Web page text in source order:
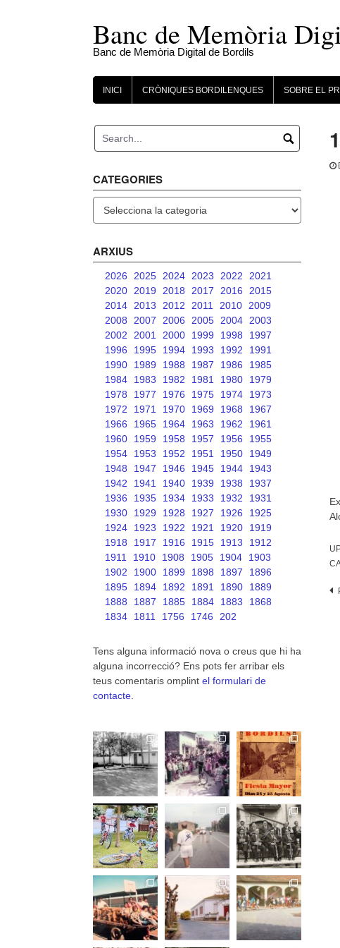
Banc de Memòria
Banc de Memòria Digital de Bordils
INICI CRÒNIQUES BORDILENQUES SOBRE EL
CATEGORIES
ARXIUS
2026 2025 2024 2023 2022
2021
2020
2019 2018 2017 2016
2015
2014
2013 2012 2011 2010
2009
2008
2007 2006 2005 2004
2003
2002
2001 2000 1999 1998
1997
1996
1995 1994 1993 1992
1991
1990
1989 1988 1987 1986
1985
1984
1983 1982 1981 1980
1979
1978
1977 1976 1975 1974
1973
1972
1971 1970 1969 1968
1967
1966
1965 1964 1963 1962
1961
1960
1959 1958 1957 1956
1955
1954
1953 1952 1951 1950
1949
1948
1947 1946 1945 1944
1943
1942
1941 1940 1939 1938
1937
1936
1935 1934 1933 1932
1931
1930
1929 1928 1927 1926
1925
1924
1923 1922 1921 1920
1919
1918
1917 1916 1915 1913
1912
1911
1910 1908 1905 1904
1903
1902
1900 1899 1898 1897
1896
1895
1894 1892 1891 1890
1889
1888
1887 1885 1884 1883
1868
1834
1811 1756 1746 202
Tens alguna informació nova o creus que hi ha
alguna incorrecció? Ens pots fer arribar els
teus comentaris omplint el formulari de
contacte